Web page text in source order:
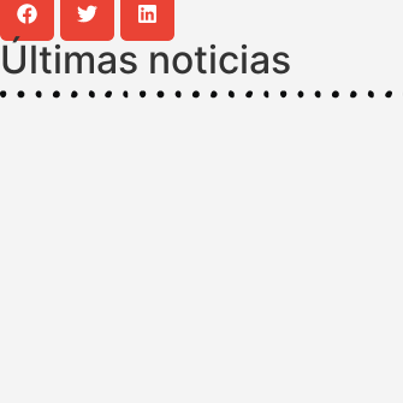
Últimas noticias